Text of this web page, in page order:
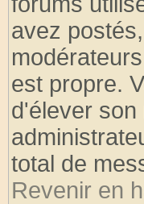
avez
est propre.
d'élever
total de
Revenir en